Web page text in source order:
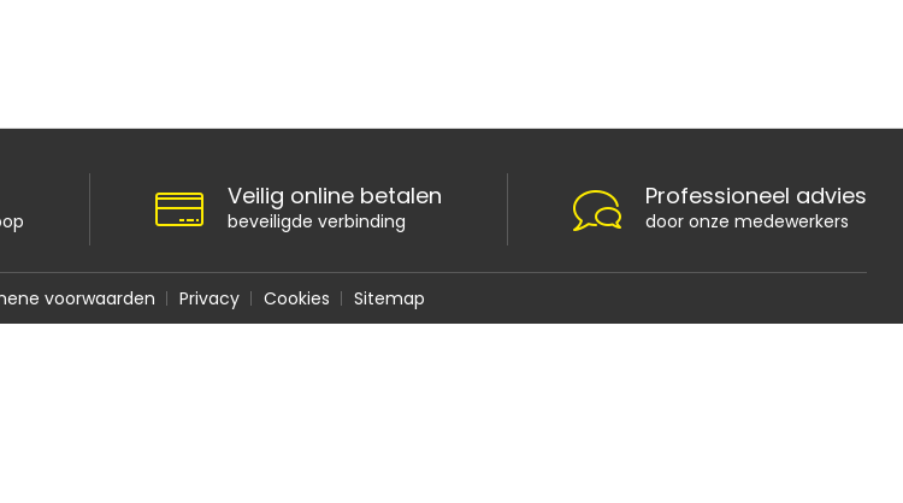
Veilig online betalen
beveiligde verbinding
Professioneel advies
door onze medewerkers
voorwaarden Privacy Cookies Sitemap